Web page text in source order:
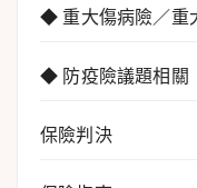
◆ 重大傷病險／重
◆ 防疫險議題相關
保險判決